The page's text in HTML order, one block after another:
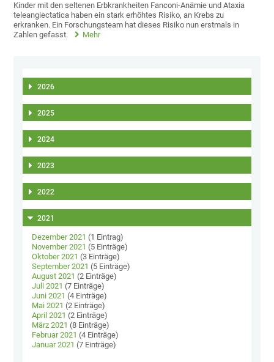
Kinder mit den seltenen Erbkrankheiten Fanconi-Anämie und Ataxia
teleangiectatica haben ein stark erhöhtes Risiko, an Krebs zu
erkranken. Ein Forschungsteam hat dieses Risiko nun erstmals in
Zahlen gefasst.
Mehr
2026
2025
2024
2023
2022
2021
Dezember 2021 (1 Eintrag)
November 2021 (5 Einträge)
Oktober 2021 (3 Einträge)
September 2021 (5 Einträge)
August 2021 (2 Einträge)
Juli 2021 (7 Einträge)
Juni 2021 (4 Einträge)
Mai 2021 (2 Einträge)
April 2021 (2 Einträge)
März 2021 (8 Einträge)
Februar 2021 (4 Einträge)
Januar 2021 (7 Einträge)